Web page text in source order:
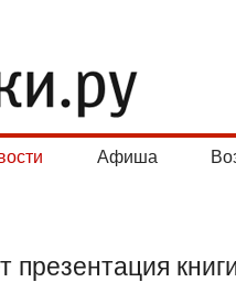
Афиша
презентация